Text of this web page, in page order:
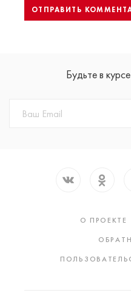
Будьте в
О ПРОЕКТЕ